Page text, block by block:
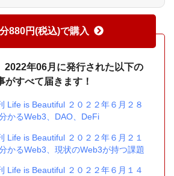
880円(税込)で購入
2022年06月に発行された以下の
がすべて届きます！
Life is Beautiful ２０２２年６月２８
かるWeb3、DAO、DeFi
Life is Beautiful ２０２２年６月２１
かるWeb3、現状のWeb3が持つ課題
Life is Beautiful ２０２２年６月１４